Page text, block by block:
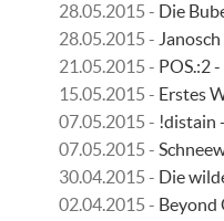
28.05.2015 - Die
28.05.2015 -
21.05.2015 - POS.:2
15.05.2015 - Erstes
07.05.2015 - !distain
07.05.2015 -
30.04.2015 - Die
02.04.2015 - Beyond